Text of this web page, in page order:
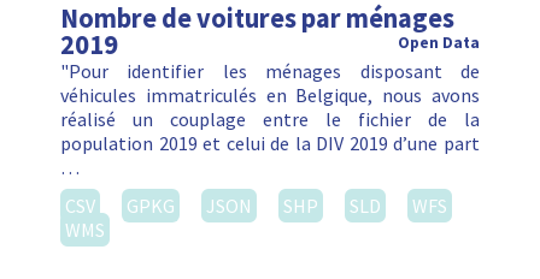
Nombre de voitures par ménages
2019 Open Data
"Pour identifier les ménages disposant de
véhicules immatriculés en Belgique, nous avons
réalisé un couplage entre le fichier de la
population 2019 et celui de la DIV 2019 d’une part
…
CSV
GPKG JSON SHP SLD
WFS
WMS